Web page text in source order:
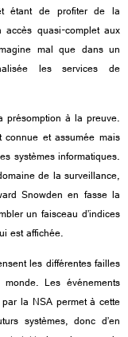
étant de profiter de la
quasi-complet aux
mal que dans un
les services de
présomption à la preuve.
et assumée mais
systèmes informatiques.
de la surveillance,
Snowden en fasse la
un faisceau d’indices
est affichée.
les différentes failles
Les événements
la NSA permet à cette
systèmes, donc d’en